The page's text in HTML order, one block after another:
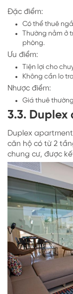
Đặc điểm:
Có thể thuê
Thường nằm ở
phòng.
Ưu điểm:
Tiện lợi cho
Không cần lo
Nhược điểm:
Giá thuê
3.3.
Duplex
căn hộ có từ 2
chung cư, được